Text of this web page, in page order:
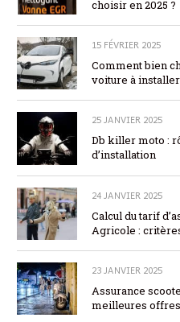
choisir en 2025 ?
15 FÉVRIER 2025
Comment bien
voiture à
25 JANVIER 2025
Db killer moto :
d’installation
24 JANVIER 2025
Calcul du tarif
Agricole :
23 JANVIER 2025
Assurance
meilleures